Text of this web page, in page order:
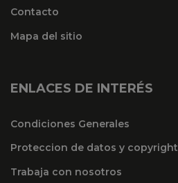
Contacto
Mapa del sitio
ENLACES DE INTERÉS
Condiciones Generales
Proteccion de datos y copyright
Trabaja con nosotros